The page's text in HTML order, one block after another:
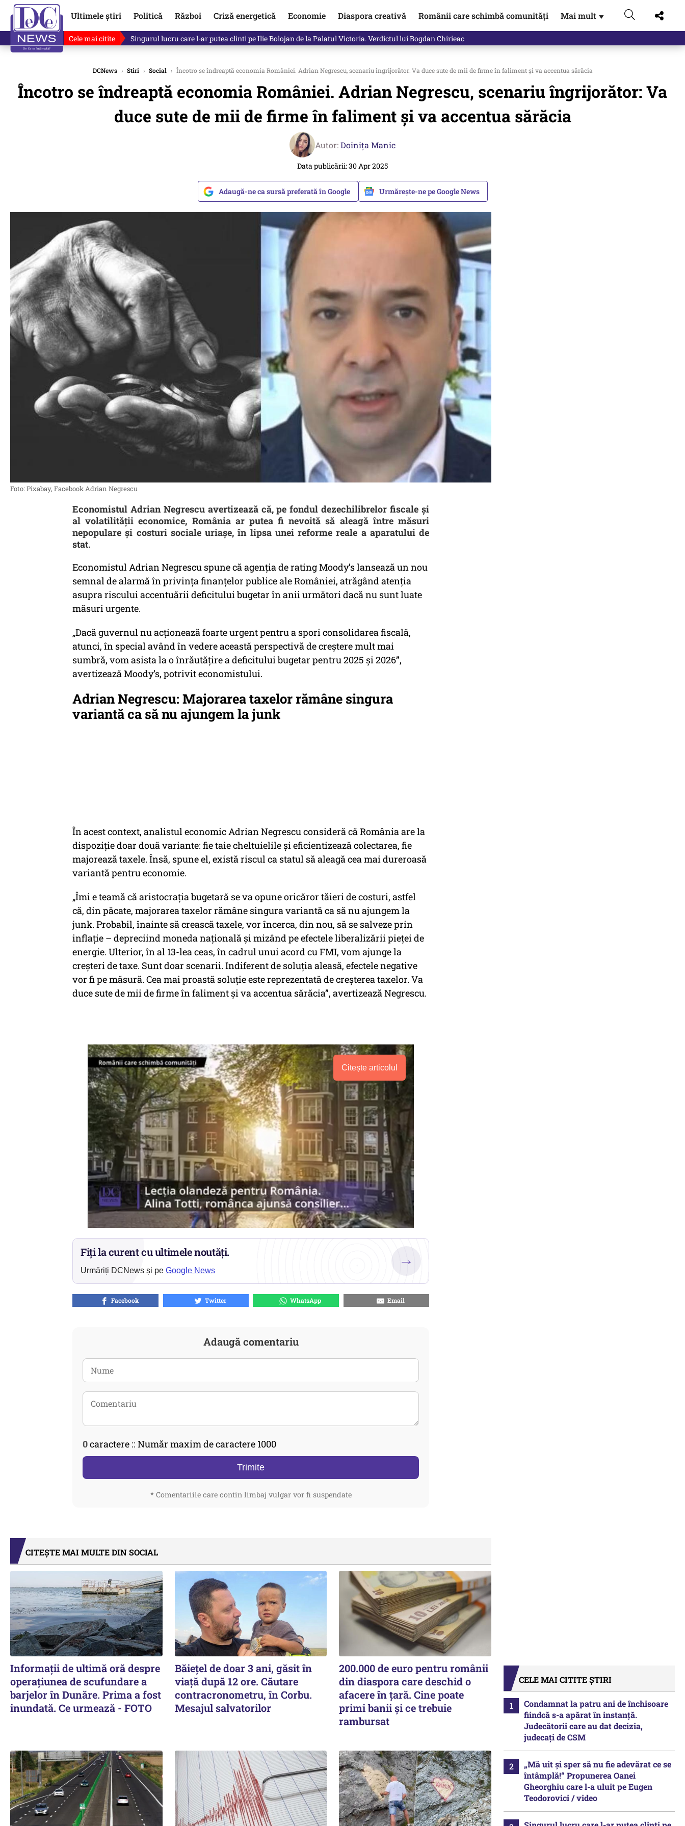
Ultimele știri Politică Război Criză energetică Economie Diaspora creativă Românii care schimbă comunități Mai mult ▼
Cele mai citite Singurul lucru care l-ar putea clinti pe Ilie Bolojan de la Palatul Victoria. Verdictul lui Bogdan Chirieac
DCNews › Stiri › Social › Încotro se îndreaptă economia României. Adrian Negrescu, scenariu îngrijorător: Va duce sute de mii de firme în faliment și va accentua sărăcia
Încotro se îndreaptă economia României. Adrian Negrescu, scenariu îngrijorător: Va
duce sute de mii de firme în faliment și va accentua sărăcia
Autor:Doinița Manic
Data publicării: 30 Apr 2025
Adaugă-ne ca sursă preferată în Google Urmărește-ne pe Google News
Foto: Pixabay, Facebook Adrian Negrescu
Economistul Adrian Negrescu avertizează că, pe fondul dezechilibrelor fiscale și
al volatilității economice, România ar putea fi nevoită să aleagă între măsuri
nepopulare și costuri sociale uriașe, în lipsa unei reforme reale a aparatului de
stat.
Economistul Adrian Negrescu spune că agenția de rating Moody’s lansează un nou
semnal de alarmă în privința finanțelor publice ale României, atrăgând atenția
asupra riscului accentuării deficitului bugetar în anii următori dacă nu sunt luate
măsuri urgente.
„Dacă guvernul nu acţionează foarte urgent pentru a spori consolidarea fiscală,
atunci, în special având în vedere această perspectivă de creştere mult mai
sumbră, vom asista la o înrăutăţire a deficitului bugetar pentru 2025 şi 2026”,
avertizează Moody’s, potrivit economistului.
Adrian Negrescu: Majorarea taxelor rămâne singura
variantă ca să nu ajungem la junk
În acest context, analistul economic Adrian Negrescu consideră că România are la
dispoziție doar două variante: fie taie cheltuielile și eficientizează colectarea, fie
majorează taxele. Însă, spune el, există riscul ca statul să aleagă cea mai dureroasă
variantă pentru economie.
„Îmi e teamă că aristocrația bugetară se va opune oricăror tăieri de costuri, astfel
că, din păcate, majorarea taxelor rămâne singura variantă ca să nu ajungem la
junk. Probabil, înainte să crească taxele, vor încerca, din nou, să se salveze prin
inflație – depreciind moneda națională și mizând pe efectele liberalizării pieței de
energie. Ulterior, în al 13-lea ceas, în cadrul unui acord cu FMI, vom ajunge la
creșteri de taxe. Sunt doar scenarii. Indiferent de soluția aleasă, efectele negative
vor fi pe măsură. Cea mai proastă soluție este reprezentată de creșterea taxelor. Va
duce sute de mii de firme în faliment și va accentua sărăcia”, avertizează Negrescu.
Citește articolul
Fiți la curent cu ultimele noutăți.
Urmăriți DCNews și pe Google News
→
Facebook Twitter WhatsApp Email
Adaugă comentariu
0caractere :: Număr maxim de caractere 1000
Trimite
* Comentariile care contin limbaj vulgar vor fi suspendate
CITEȘTE MAI MULTE DIN SOCIAL
Informații de ultimă oră despre
operațiunea de scufundare a
barjelor în Dunăre. Prima a fost
inundată. Ce urmează - FOTO
Băiețel de doar 3 ani, găsit în
viață după 12 ore. Căutare
contracronometru, în Corbu.
Mesajul salvatorilor
200.000 de euro pentru românii
din diaspora care deschid o
afacere în țară. Cine poate
primi banii și ce trebuie
rambursat
CELE MAI CITITE ȘTIRI
Condamnat la patru ani de închisoare
fiindcă s-a apărat în instanță.
Judecătorii care au dat decizia,
judecați de CSM
„Mă uit și sper să nu fie adevărat ce se
întâmplă!“ Propunerea Oanei
Gheorghiu care l-a uluit pe Eugen
Teodorovici / video